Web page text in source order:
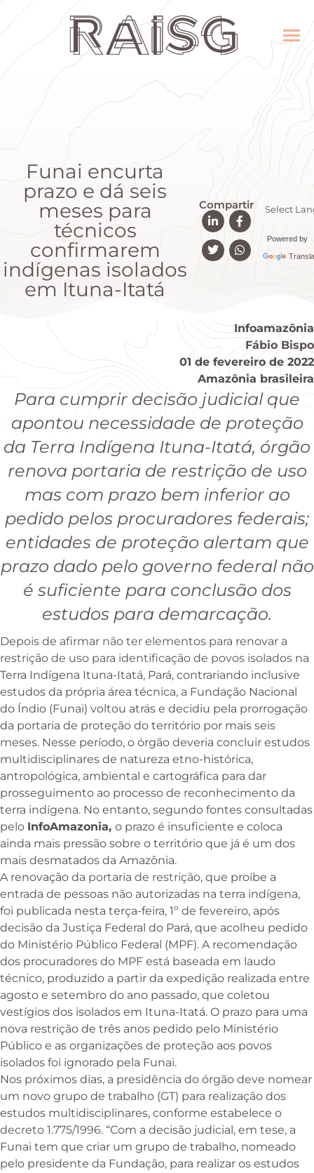
Funai encurta
prazo e dá seis
meses para
técnicos
confirmarem
indígenas isolados
em Ituna-Itatá
Compartir
Powered by
Infoamazônia
Fábio Bispo
01 de fevereiro de 2022
Amazônia brasileira
Para cumprir decisão judicial que
apontou necessidade de proteção
da Terra Indígena Ituna-Itatá, órgão
renova portaria de restrição de uso
mas com prazo bem inferior ao
pedido pelos procuradores federais;
entidades de proteção alertam que
prazo dado pelo governo federal não
é suficiente para conclusão dos
estudos para demarcação.
Depois de afirmar não ter elementos para renovar a
restrição de uso para identificação de povos isolados na
Terra Indígena Ituna-Itatá, Pará, contrariando inclusive
estudos da própria área técnica, a Fundação Nacional
do Índio (Funai) voltou atrás e decidiu pela prorrogação
da portaria de proteção do território por mais seis
meses. Nesse período, o órgão deveria concluir estudos
multidisciplinares de natureza etno-histórica,
antropológica, ambiental e cartográfica para dar
prosseguimento ao processo de reconhecimento da
terra indígena. No entanto, segundo fontes consultadas
pelo InfoAmazonia, o prazo é insuficiente e coloca
ainda mais pressão sobre o território que já é um dos
mais desmatados da Amazônia.
A renovação da portaria de restrição, que proíbe a
entrada de pessoas não autorizadas na terra indígena,
foi publicada nesta terça-feira, 1º de fevereiro, após
decisão da Justiça Federal do Pará, que acolheu pedido
do Ministério Público Federal (MPF). A recomendação
dos procuradores do MPF está baseada em laudo
técnico, produzido a partir da expedição realizada entre
agosto e setembro do ano passado, que coletou
vestígios dos isolados em Ituna-Itatá. O prazo para uma
nova restrição de três anos pedido pelo Ministério
Público e as organizações de proteção aos povos
isolados foi ignorado pela Funai.
Nos próximos dias, a presidência do órgão deve nomear
um novo grupo de trabalho (GT) para realização dos
estudos multidisciplinares, conforme estabelece o
decreto 1.775/1996. “Com a decisão judicial, em tese, a
Funai tem que criar um grupo de trabalho, nomeado
pelo presidente da Fundação, para realizar os estudos